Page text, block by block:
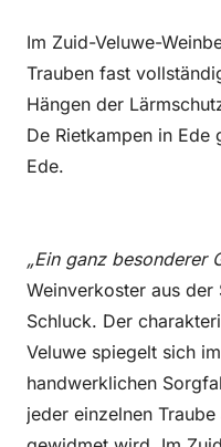
Im Zuid-Veluwe-
Trauben fast
Hängen der
De Rietkampen in Ede
Ede.
„Ein ganz besonderer
Weinverkoster aus der
Schluck. Der
Veluwe spiegelt sich
handwerklichen
jeder einzelnen